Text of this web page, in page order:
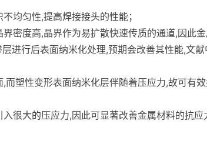
均匀性,提高焊接接头的性能；
密度高,晶界作为易扩散快速传质的通道,因此
进行后表面纳米化处理,预期会改善其性能,文献
塑性变形表面纳米化层伴随着压应力,故可有
很大的压应力,因此可显著改善金属材料的抗应